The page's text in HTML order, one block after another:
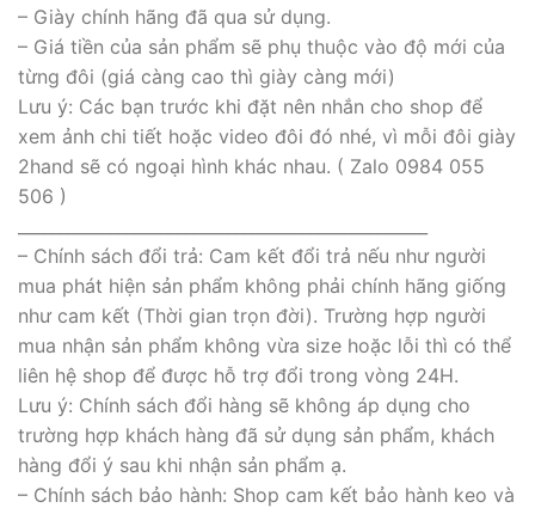
– Giày chính hãng đã qua sử dụng.
– Giá tiền của sản phẩm sẽ phụ thuộc vào độ mới của
từng đôi (giá càng cao thì giày càng mới)
Lưu ý: Các bạn trước khi đặt nên nhắn cho shop để
xem ảnh chi tiết hoặc video đôi đó nhé, vì mỗi đôi giày
2hand sẽ có ngoại hình khác nhau. ( Zalo 0984 055
506 )
– Chính sách đổi trả: Cam kết đổi trả nếu như người
mua phát hiện sản phẩm không phải chính hãng giống
như cam kết (Thời gian trọn đời). Trường hợp người
mua nhận sản phẩm không vừa size hoặc lỗi thì có thể
liên hệ shop để được hỗ trợ đổi trong vòng 24H.
Lưu ý: Chính sách đổi hàng sẽ không áp dụng cho
trường hợp khách hàng đã sử dụng sản phẩm, khách
hàng đổi ý sau khi nhận sản phẩm ạ.
– Chính sách bảo hành: Shop cam kết bảo hành keo và